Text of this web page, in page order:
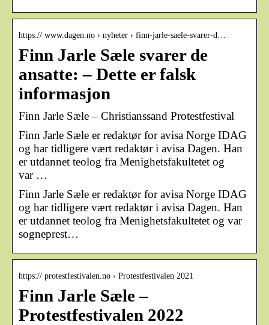
https:// www.dagen.no › nyheter › finn-jarle-saele-svarer-d…
Finn Jarle Sæle svarer de
ansatte: – Dette er falsk
informasjon
Finn Jarle Sæle – Christianssand Protestfestival
Finn Jarle Sæle er redaktør for avisa Norge IDAG
og har tidligere vært redaktør i avisa Dagen. Han
er utdannet teolog fra Menighetsfakultetet og
var …
Finn Jarle Sæle er redaktør for avisa Norge IDAG
og har tidligere vært redaktør i avisa Dagen. Han
er utdannet teolog fra Menighetsfakultetet og var
sogneprest…
https:// protestfestivalen.no › Protestfestivalen 2021
Finn Jarle Sæle –
Protestfestivalen 2022